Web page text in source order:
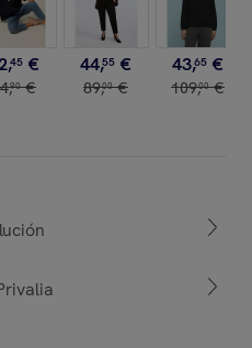
,45 €
,90 €
44,55 €
89,00 €
43,65 €
109,00 €